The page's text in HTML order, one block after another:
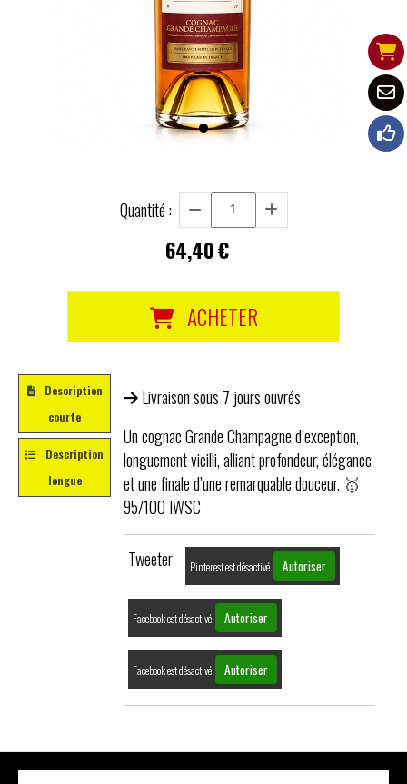
Quantité :
64,40€
ACHETER
Description
courte
Description
longue
Livraison sous 7 jours ouvrés
Un cognac Grande Champagne d’exception,
longuement vieilli, alliant profondeur, élégance
et une finale d’une remarquable douceur. 🥇
95/100 IWSC
Tweeter Pinterest est désactivé. Autoriser
Facebook est désactivé. Autoriser
Facebook est désactivé. Autoriser